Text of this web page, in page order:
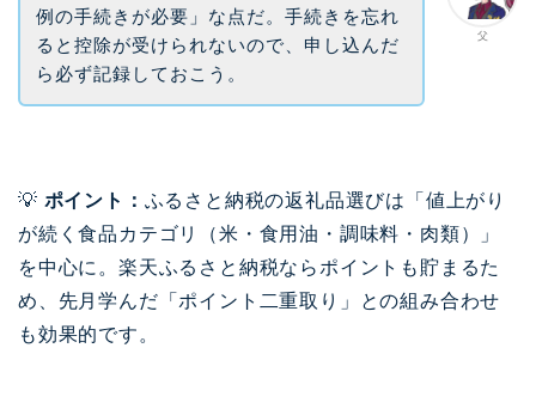
父
例の手続きが必要」な点だ。手続きを忘れ
ると控除が受けられないので、申し込んだ
ら必ず記録しておこう。
💡 ポイント： ふるさと納税の返礼品選びは「値上がり
が続く食品カテゴリ（米・食用油・調味料・肉類）」
を中心に。楽天ふるさと納税ならポイントも貯まるた
め、先月学んだ「ポイント二重取り」との組み合わせ
も効果的です。